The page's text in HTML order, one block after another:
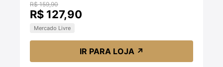
R$ 159,90
R$ 127,90
Mercado Livre
IR PARA LOJA ↗